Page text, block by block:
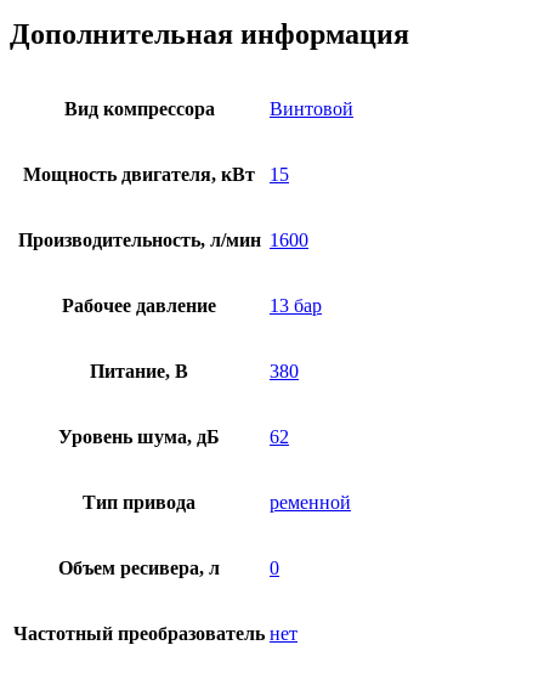
Дополнительная информация
Вид компрессора Винтовой
Мощность двигателя, кВт 15
Производительность, л/мин 1600
Рабочее давление 13 бар
Питание, В 380
Уровень шума, дБ 62
Тип привода ременной
Объем ресивера, л 0
Частотный преобразователь нет